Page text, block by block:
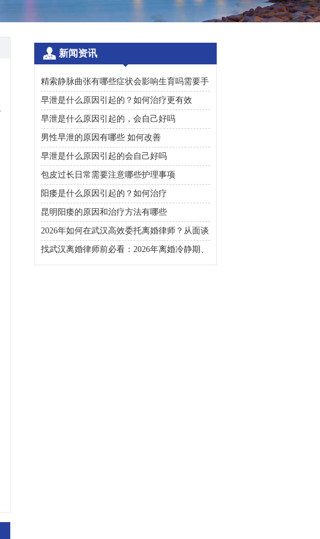
新闻资讯
精索静脉曲张有哪些症状会影响生育吗需要手
术治疗吗
早泄是什么原因引起的？如何治疗更有效
早泄是什么原因引起的，会自己好吗
男性早泄的原因有哪些 如何改善
早泄是什么原因引起的会自己好吗
包皮过长日常需要注意哪些护理事项
阳痿是什么原因引起的？如何治疗
昆明阳痿的原因和治疗方法有哪些
2026年如何在武汉高效委托离婚律师？从面谈
咨询到判决执行的完整避雷手册
找武汉离婚律师前必看：2026年离婚冷静期、